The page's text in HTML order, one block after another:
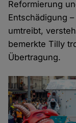
Reformierung
Entschädigung
umtreibt,
bemerkte Tilly
Übertragung.